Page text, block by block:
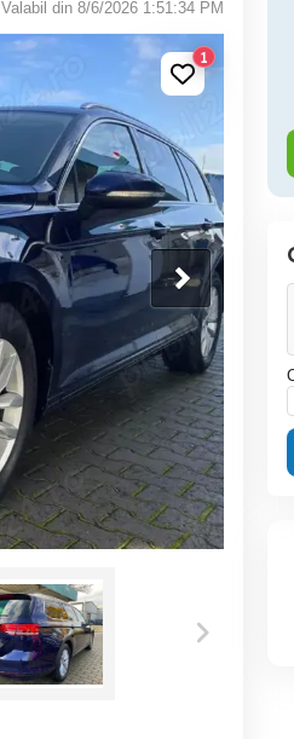
Valabil din 8/6/2026 1:51:34 PM
1